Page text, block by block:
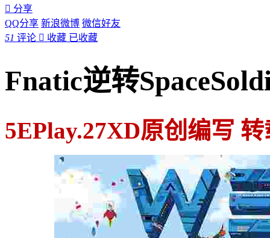
 分享
QQ分享 新浪微博 微信好友
51 评论  收藏 已收藏
Fnatic逆转
5EPlay.27XD原创编写